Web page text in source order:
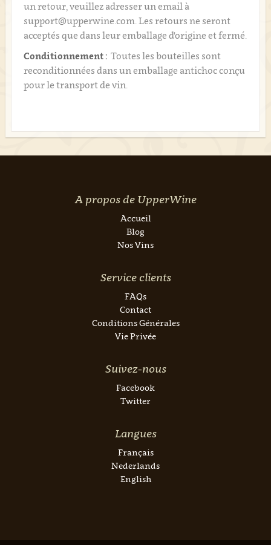
un retour, veuillez adresser un email à
support@upperwine.com. Les retours ne seront
acceptés que dans leur emballage d'origine et fermé.
Conditionnement : Toutes les bouteilles sont
reconditionnées dans un emballage antichoc conçu
pour le transport de vin.
A propos de UpperWine
Accueil
Blog
Nos Vins
Service clients
FAQs
Contact
Conditions Générales
Vie Privée
Suivez-nous
Facebook
Twitter
Langues
Français
Nederlands
English